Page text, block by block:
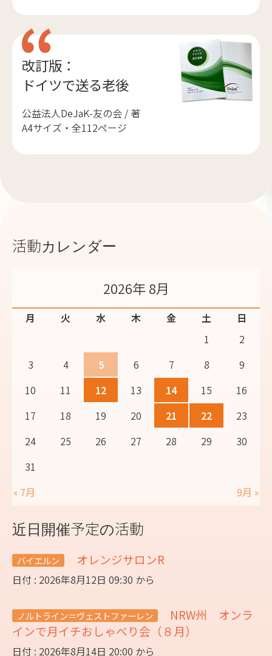
改訂版：
ドイツで送る老後
公益法人DeJaK-友の会 / 著
A4サイズ・全112ページ
活動カレンダー
2026年 8月
月 火 水 木 金 土
日
1
2
3
4 5 6 7 8
9
10
11 12 13 14 15
16
17
18 19 20 21 22
23
24
25 26 27 28 29
30
31
« 7月
9月 »
近日開催予定の活動
バイエルン オレンジサロンR
日付 : 2026年8月12日 09:30 から
ノルトライン＝ヴェストファーレン
NRW州 オンラ
インで月イチおしゃべり会（８月）
日付 : 2026年8月14日 20:00 から